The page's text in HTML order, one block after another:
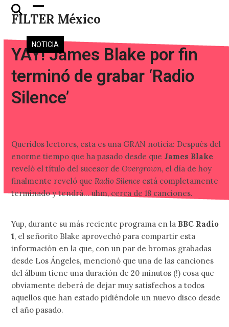
Skip
FILTER México
Open
mobile
menu
Close
mobile
menu
NOTICIA
YAY! James Blake por fin
terminó de grabar ‘Radio
Silence’
Queridos lectores, esta es una GRAN noticia: Después del
enorme tiempo que ha pasado desde que James Blake
reveló el título del sucesor deOvergrown, el día de hoy
finalmente reveló queRadio Silence está completamente
terminado y tendrá… uhm, cerca de 18 canciones.
Yup, durante su más reciente programa en la BBC Radio
1, el señorito Blake aprovechó para compartir esta
información en la que, con un par de bromas grabadas
desde Los Ángeles, mencionó que una de las canciones
del álbum tiene una duración de 20 minutos (!) cosa que
obviamente deberá de dejar muy satisfechos a todos
aquellos que han estado pidiéndole un nuevo disco desde
el año pasado.